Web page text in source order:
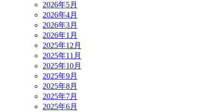
2026年5月
2026年4月
2026年3月
2026年1月
2025年12月
2025年11月
2025年10月
2025年9月
2025年8月
2025年7月
2025年6月